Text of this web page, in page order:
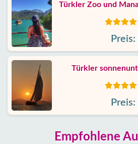
Türkler Zoo und
Preis:
Türkler
Preis:
Empfohlene